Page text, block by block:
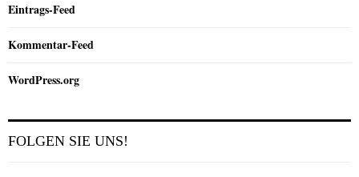
Eintrags-Feed
Kommentar-Feed
WordPress.org
FOLGEN SIE UNS!